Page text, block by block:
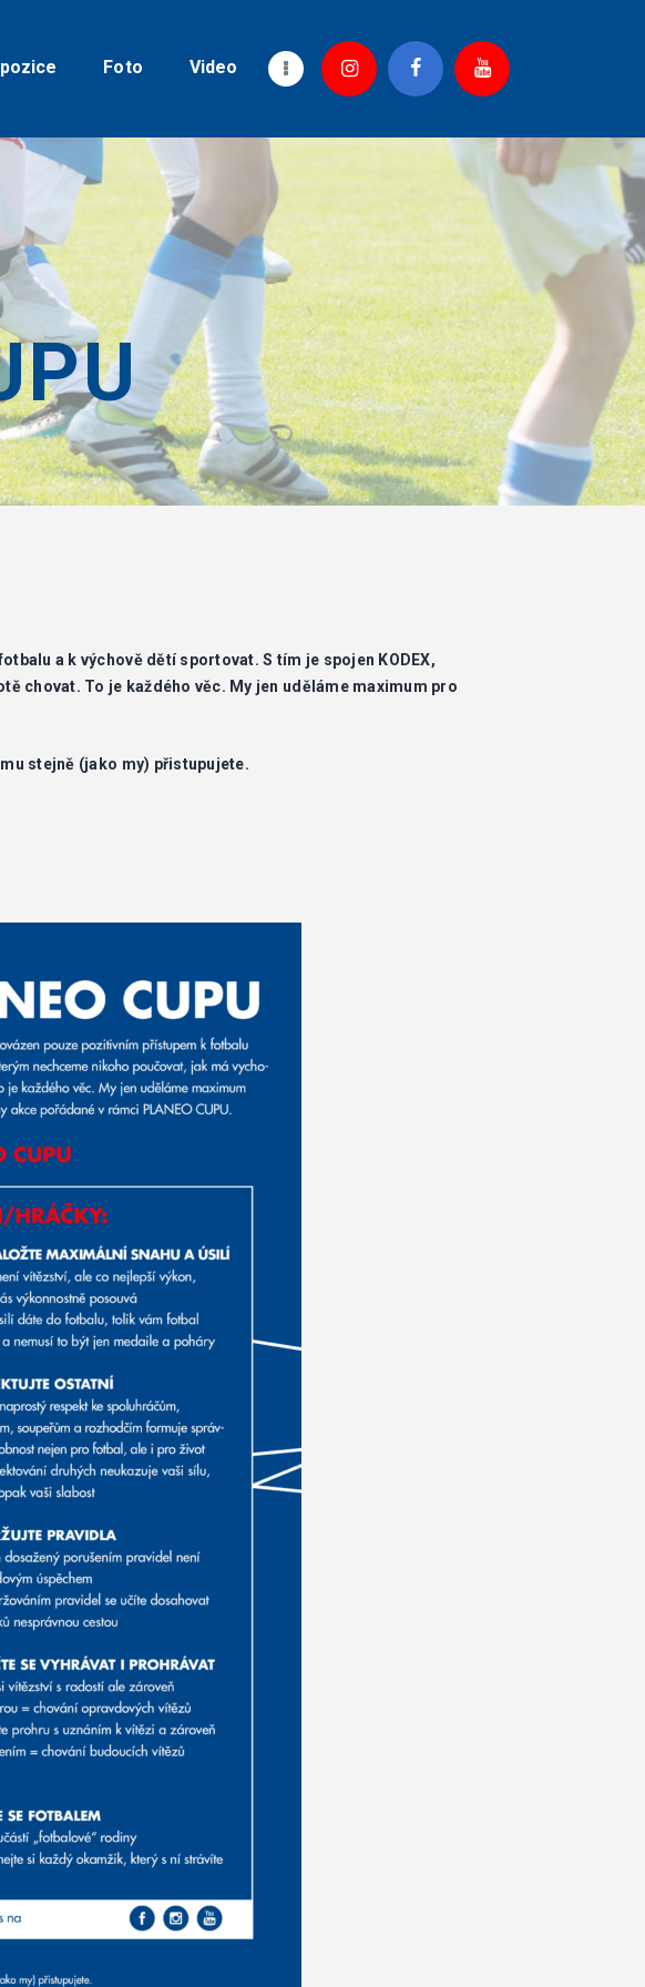
Foto Video
a k výchově dětí sportovat. S tím je spojen KODEX,
chovat. To je každého věc. My jen uděláme maximum pro
stejně (jako my) přistupujete.